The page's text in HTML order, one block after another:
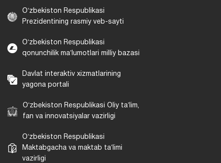
Oʻzbekiston Respublikasi
Prezidentining rasmiy veb-sayti
Oʻzbekiston Respublikasi
qonunchilik maʼlumotlari milliy bazasi
Davlat interaktiv xizmatlarining
yagona portali
Oʻzbekiston Respublikasi Oliy taʼlim,
fan va innovatsiyalar vazirligi
Oʻzbekiston Respublikasi
Maktabgacha va maktab taʼlimi
vazirligi